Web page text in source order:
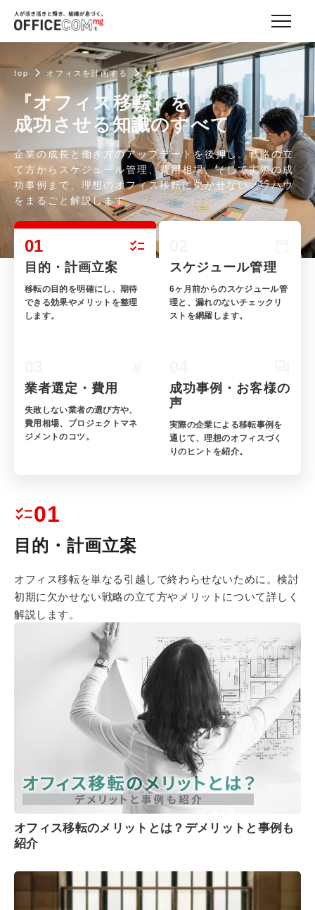
top オフィスを計画する オフィス移転
『オフィス移転』を
成功させる知識のすべて
企業の成長と働き方のアップデートを後押し。戦略の立
て方からスケジュール管理、費用相場、そして実際の成
功事例まで、理想のオフィス移転に欠かせないノウハウ
をまるごと解説します。
01
目的・計画立案
移転の目的を明確にし、期待
できる効果やメリットを整理
します。
スケジュール管理
6ヶ月前からのスケジュール管
理と、漏れのないチェックリ
ストを網羅します。
業者選定・費用
失敗しない業者の選び方や、
費用相場、プロジェクトマネ
ジメントのコツ。
成功事例・お客様の
声
実際の企業による移転事例を
通じて、理想のオフィスづく
りのヒントを紹介。
01
目的・計画立案
オフィス移転を単なる引越しで終わらせないために。検討
初期に欠かせない戦略の立て方やメリットについて詳しく
解説します。
オフィス移転のメリットとは？デメリットと事例も
紹介